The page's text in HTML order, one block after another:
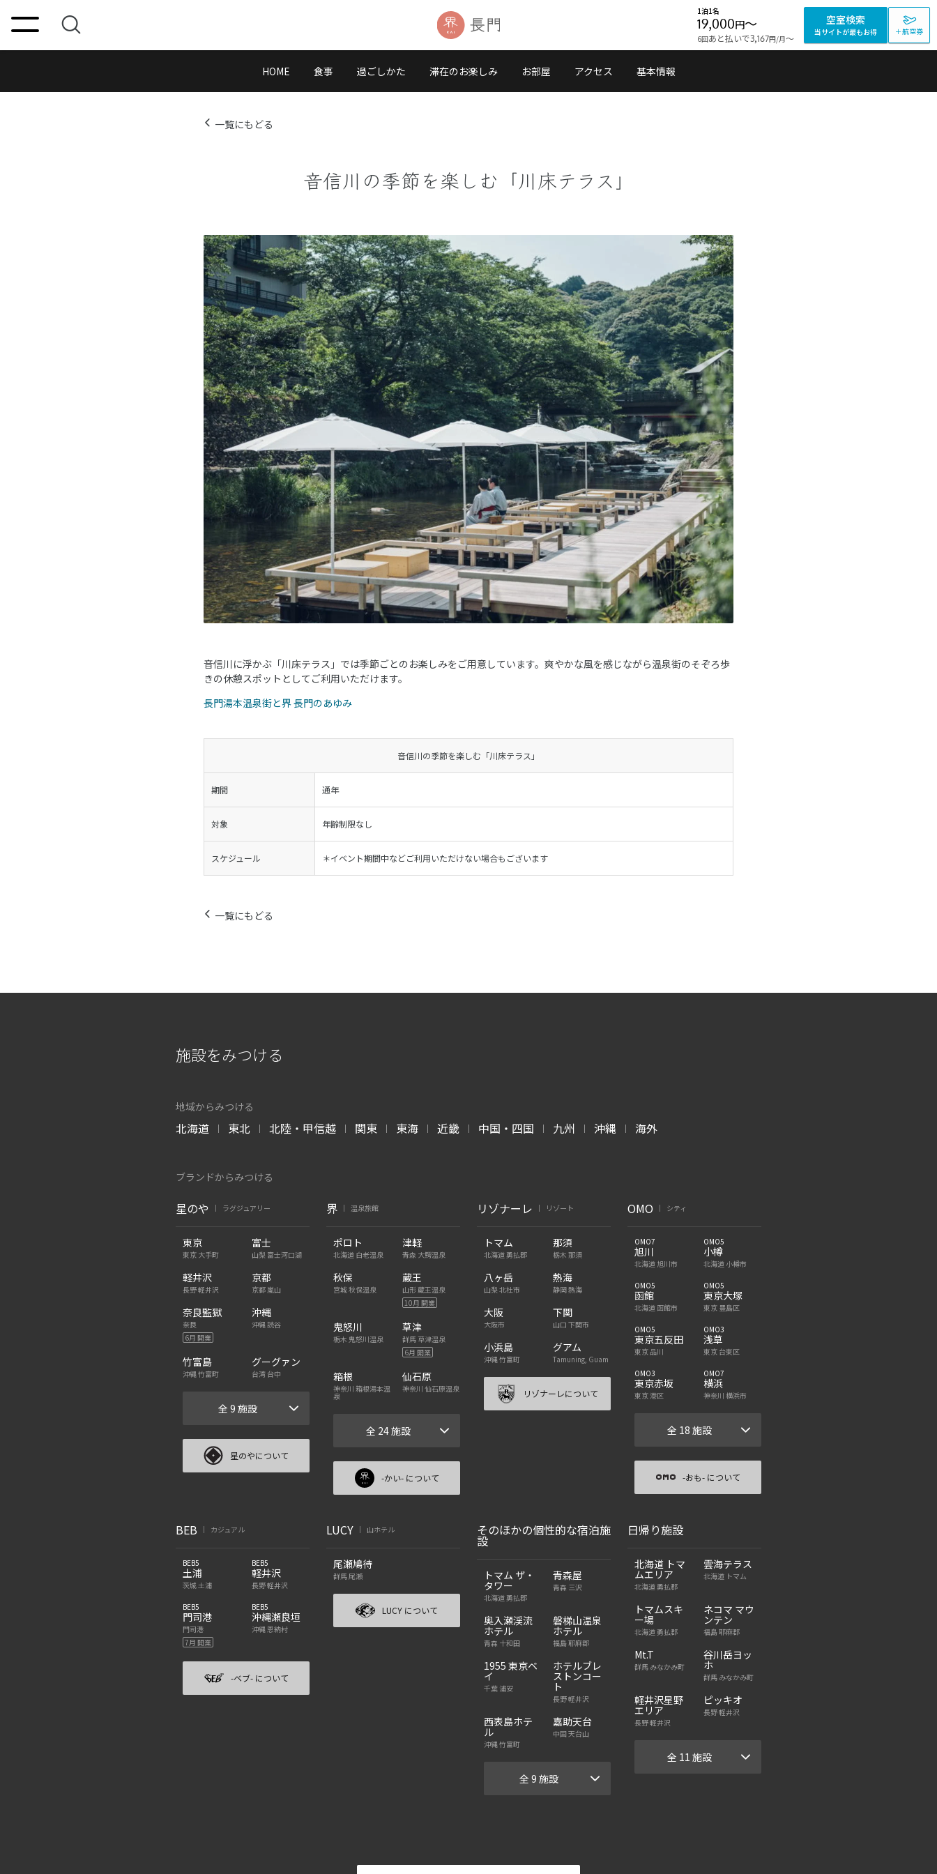
1泊1名
19,000円〜
6回あと払いで3,167円/月〜
空室検索
当サイトが最もお得 ＋航空券
HOME 食事 過ごしかた 滞在のお楽しみ お部屋 アクセス 基本情報
一覧にもどる
音信川の季節を楽しむ「川床テラス」
音信川に浮かぶ「川床テラス」では季節ごとのお楽しみをご用意しています。爽やかな風を感じながら温泉街のそぞろ歩
きの休憩スポットとしてご利用いただけます。
長門湯本温泉街と界 長門のあゆみ
音信川の季節を楽しむ「川床テラス」
期間 通年
対象 年齢制限なし
スケジュール ＊イベント期間中などご利用いただけない場合もございます
一覧にもどる
施設をみつける
地域からみつける
北海道 | 東北 | 北陸・甲信越 | 関東 | 東海 | 近畿 | 中国・四国 | 九州 | 沖縄 | 海外
ブランドからみつける
星のや ラグジュアリー
東京
東京 大手町
富士
山梨 富士河口湖
軽井沢
長野 軽井沢
京都
京都 嵐山
奈良監獄
奈良
6月 開業
沖縄
沖縄 読谷
竹富島
沖縄 竹富町
グーグァン
台湾 台中
全 9 施設
星のやについて
界 温泉旅館
ポロト
北海道 白老温泉
津軽
青森 大鰐温泉
秋保
宮城 秋保温泉
蔵王
山形 蔵王温泉
10月 開業
鬼怒川
栃木 鬼怒川温泉
草津
群馬 草津温泉
6月 開業
箱根
神奈川 箱根湯本温
泉
仙石原
神奈川 仙石原温泉
全 24 施設
-かい- について
リゾナーレ リゾート
トマム
北海道 勇払郡
那須
栃木 那須
八ヶ岳
山梨 北杜市
熱海
静岡 熱海
大阪
大阪市
下関
山口 下関市
小浜島
沖縄 竹富町
グアム
Tamuning, Guam
リゾナーレについて
OMO シティ
OMO7
旭川
北海道 旭川市
OMO5
小樽
北海道 小樽市
OMO5
函館
北海道 函館市
OMO5
東京大塚
東京 豊島区
OMO5
東京五反田
東京 品川
OMO3
浅草
東京 台東区
OMO3
東京赤坂
東京 港区
OMO7
横浜
神奈川 横浜市
全 18 施設
-おも- について
BEB カジュアル
BEB5
土浦
茨城 土浦
BEB5
軽井沢
長野 軽井沢
BEB5
門司港
門司港
7月 開業
BEB5
沖縄瀬良垣
沖縄 恩納村
-ベブ- について
LUCY 山ホテル
尾瀬鳩待
群馬 尾瀬
LUCY について
そのほかの個性的な宿泊施
設
トマム ザ・
タワー
北海道 勇払郡
青森屋
青森 三沢
奥入瀬渓流
ホテル
青森 十和田
磐梯山温泉
ホテル
福島 耶麻郡
1955 東京ベ
イ
千葉 浦安
ホテルブレ
ストンコー
ト
長野 軽井沢
西表島ホテ
ル
沖縄 竹富町
嘉助天台
中国 天台山
全 9 施設
日帰り施設
北海道 トマ
ムエリア
北海道 勇払郡
雲海テラス
北海道 トマム
トマムスキ
ー場
北海道 勇払郡
ネコマ マウ
ンテン
福島 耶麻郡
Mt.T
群馬 みなかみ町
谷川岳ヨッ
ホ
群馬 みなかみ町
軽井沢星野
エリア
長野 軽井沢
ピッキオ
長野 軽井沢
全 11 施設